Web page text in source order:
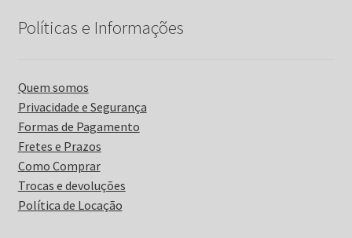
Políticas e Informações
Quem somos
Privacidade e Segurança
Formas de Pagamento
Fretes e Prazos
Como Comprar
Trocas e devoluções
Política de Locação